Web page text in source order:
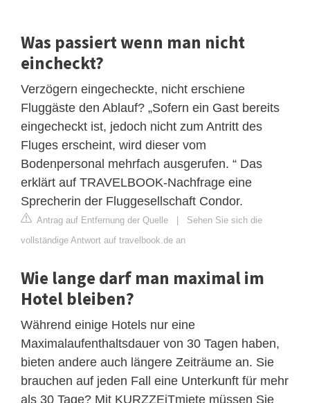
Was passiert wenn man nicht
eincheckt?
Verzögern eingecheckte, nicht erschiene
Fluggäste den Ablauf? „Sofern ein Gast bereits
eingecheckt ist, jedoch nicht zum Antritt des
Fluges erscheint, wird dieser vom
Bodenpersonal mehrfach ausgerufen. “ Das
erklärt auf TRAVELBOOK-Nachfrage eine
Sprecherin der Fluggesellschaft Condor.
Antrag auf Entfernung der Quelle | Sehen Sie sich die
vollständige Antwort auf travelbook.de an
Wie lange darf man maximal im
Hotel bleiben?
Während einige Hotels nur eine
Maximalaufenthaltsdauer von 30 Tagen haben,
bieten andere auch längere Zeiträume an. Sie
brauchen auf jeden Fall eine Unterkunft für mehr
als 30 Tage? Mit KURZZEiTmiete müssen Sie